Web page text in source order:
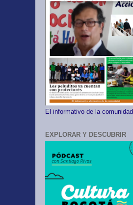
El informativo de la comunidad
EXPLORAR Y DESCUBRIR